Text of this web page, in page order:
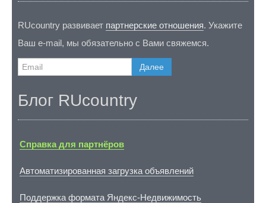
RUcountry развивает партнерские отношения. Укажите
Ваш e-mail, мы обязательно с Вами свяжемся.
Далее
Блог RUcountry
Справка для партнёров
Автоматизированная загрузка объявлений
Поддержка формата Яндекс-Недвижимость